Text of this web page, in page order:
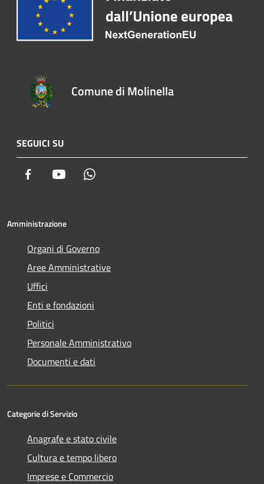
Comune di Molinella
SEGUICI SU
Facebook Youtube
Amministrazione
Organi di Governo
Aree Amministrative
Uffici
Enti e fondazioni
Politici
Personale Amministrativo
Documenti e dati
Categorie di Servizio
Anagrafe e stato civile
Cultura e tempo libero
Imprese e Commercio